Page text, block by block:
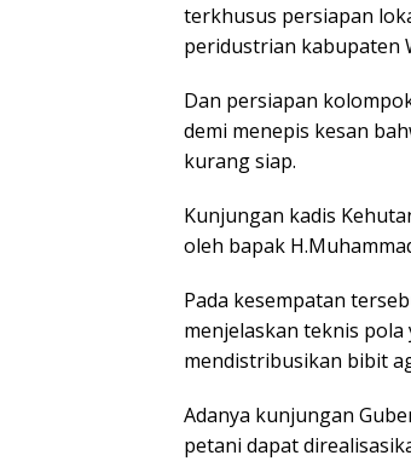
terkhusus persiapan
peridustrian kabupaten
Dan persiapan
demi menepis kesan
kurang siap.
Kunjungan kadis
oleh bapak
Pada kesempatan
menjelaskan teknis
mendistribusikan bibit
Adanya kunjungan
petani dapat